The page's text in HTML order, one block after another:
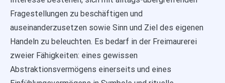
Fragestellungen zu beschäftigen und
auseinanderzusetzen sowie Sinn und Ziel des eigenen
Handeln zu beleuchten. Es bedarf in der Freimaurerei
zweier Fähigkeiten: eines gewissen
Abstraktionsvermögens einerseits und eines